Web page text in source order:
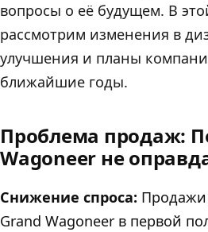
вопросы о её будущем. В
рассмотрим изменения в
улучшения и планы
ближайшие годы.
Проблема продаж:
Wagoneer не
Снижение спроса: Продажи
Grand Wagoneer в первой